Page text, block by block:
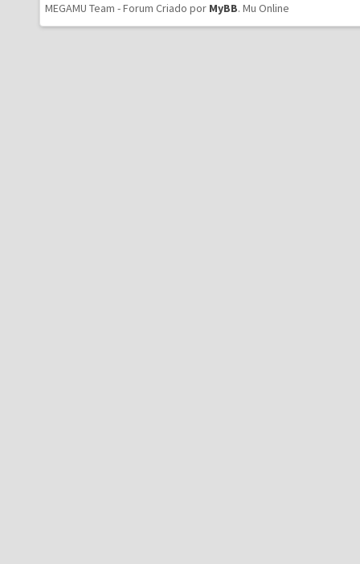
MEGAMU Team - Forum Criado por MyBB. Mu Online